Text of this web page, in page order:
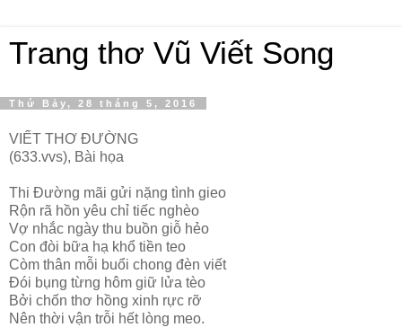
Trang thơ Vũ Viết Song
Thứ Bảy, 28 tháng 5, 2016
VIẾT THƠ ĐƯỜNG
(633.vvs), Bài họa
Thi Đường mãi gửi nặng tình gieo
Rộn rã hồn yêu chỉ tiếc nghèo
Vợ nhắc ngày thu buồn giỗ hẻo
Con đòi bữa hạ khổ tiền teo
Còm thân mỗi buổi chong đèn viết
Đói bụng từng hôm giữ lửa tèo
Bởi chốn thơ hồng xinh rực rỡ
Nên thời vận trỗi hết lòng meo.